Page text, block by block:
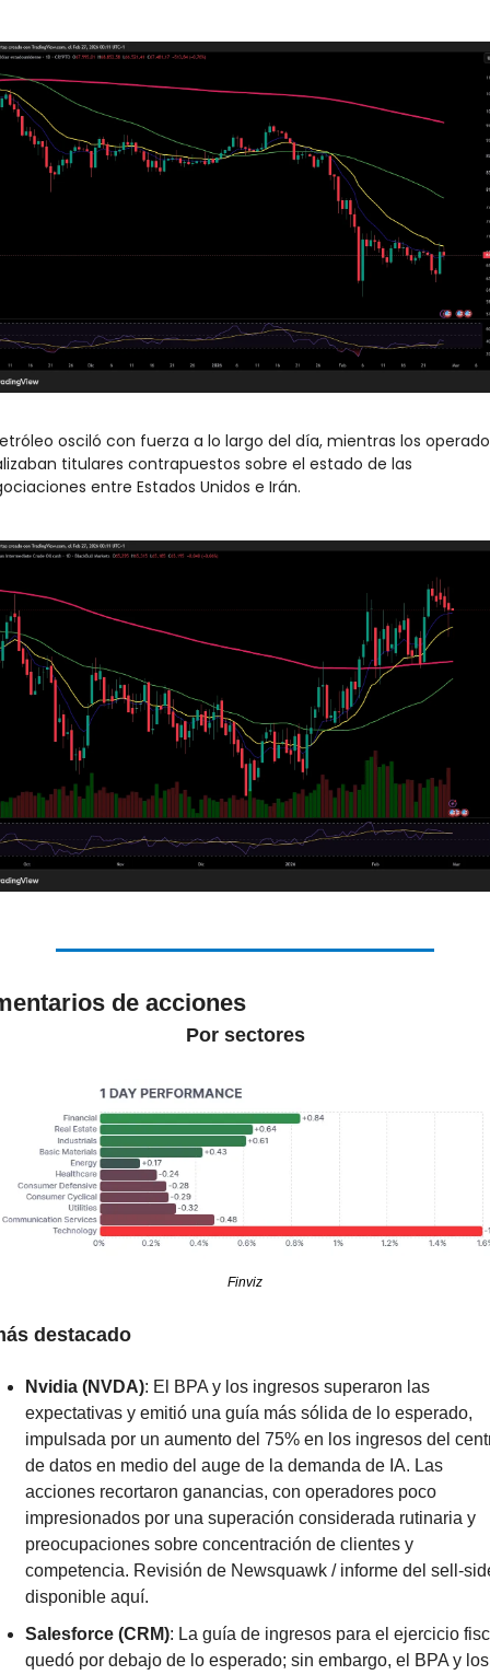
osciló con fuerza a lo largo del día, mientras los
titulares contrapuestos sobre el estado de las
entre Estados Unidos e Irán.
de acciones
Por sectores
Finviz
destacado
Nvidia (NVDA): El BPA y los ingresos superaron las
expectativas y emitió una guía más sólida de lo esperado,
impulsada por un aumento del 75% en los ingresos del
de datos en medio del auge de la demanda de IA. Las
acciones recortaron ganancias, con operadores poco
impresionados por una superación considerada rutinaria y
preocupaciones sobre concentración de clientes y
competencia. Revisión de Newsquawk / informe del sell-
disponible aquí.
Salesforce (CRM): La guía de ingresos para el ejercicio
quedó por debajo de lo esperado; sin embargo, el BPA y los